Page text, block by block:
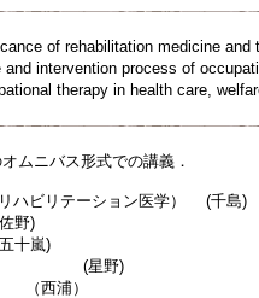
of rehabilitation medicine
and intervention process of
therapy in health care,
ムニバス形式での講義．
ハビリテーション医学） (千島)
)
嵐)
(星野)
西浦）